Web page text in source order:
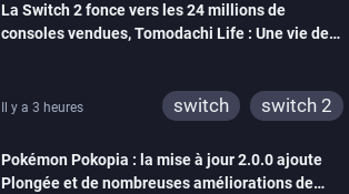
wiiu
3ds
ps3
xbox 360
switch 2
La Switch 2 fonce vers les 24 millions de
consoles vendues, Tomodachi Life : Une vie de
Il y a 3 heures switch switch 2
Pokémon Pokopia : la mise à jour 2.0.0 ajoute
Plongée et de nombreuses améliorations de